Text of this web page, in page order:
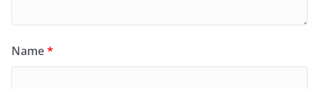
Name*